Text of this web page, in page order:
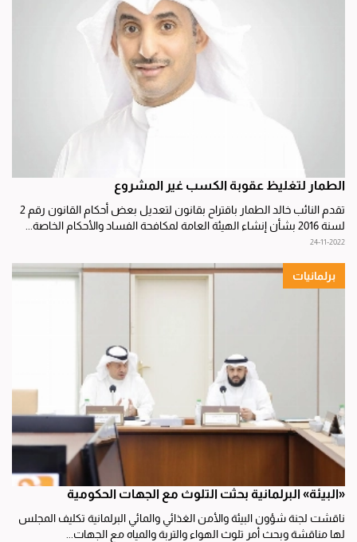
الطمار لتغليظ عقوبة الكسب غير المشروع
تقدم النائب خالد الطمار باقتراح بقانون لتعديل بعض أحكام القانون رقم 2
لسنة 2016 بشأن إنشاء الهيئة العامة لمكافحة الفساد والأحكام الخاصة...
24-11-2022
برلمانيات
«البيئة» البرلمانية بحثت التلوث مع الجهات الحكومية
ناقشت لجنة شؤون البيئة والأمن الغذائي والمائي البرلمانية تكليف المجلس
لها مناقشة وبحث أمر تلوث الهواء والتربة والمياه مع الجهات...